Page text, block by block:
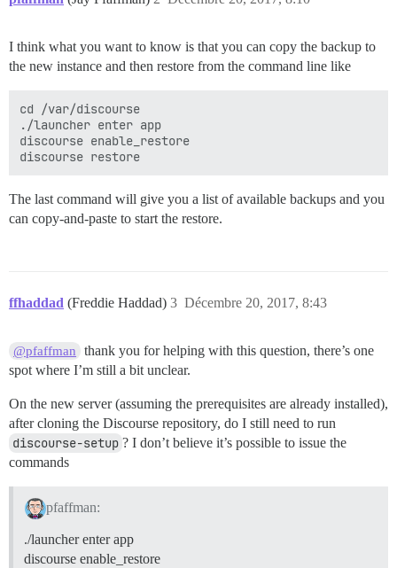
I think what you want to know is that you can copy the backup to
the new instance and then restore from the command line like
cd /var/discourse
./launcher enter app
discourse enable_restore
The last command will give you a list of available backups and you
can copy-and-paste to start the restore.
ffhaddad (Freddie Haddad) Décembre 20, 2017, 8:43
3
@pfaffman
thank you for helping with this question, there’s one
spot where I’m still a bit unclear.
On the new server (assuming the prerequisites are already installed),
after cloning the Discourse repository, do I still need to run
discourse-setup ? I don’t believe it’s possible to issue the
commands
pfaffman:
./launcher enter app
discourse enable_restore